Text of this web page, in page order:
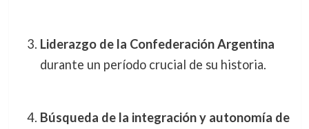
Liderazgo de la Confederación Argentina
durante un período crucial de su historia.
Búsqueda de la integración y autonomía de